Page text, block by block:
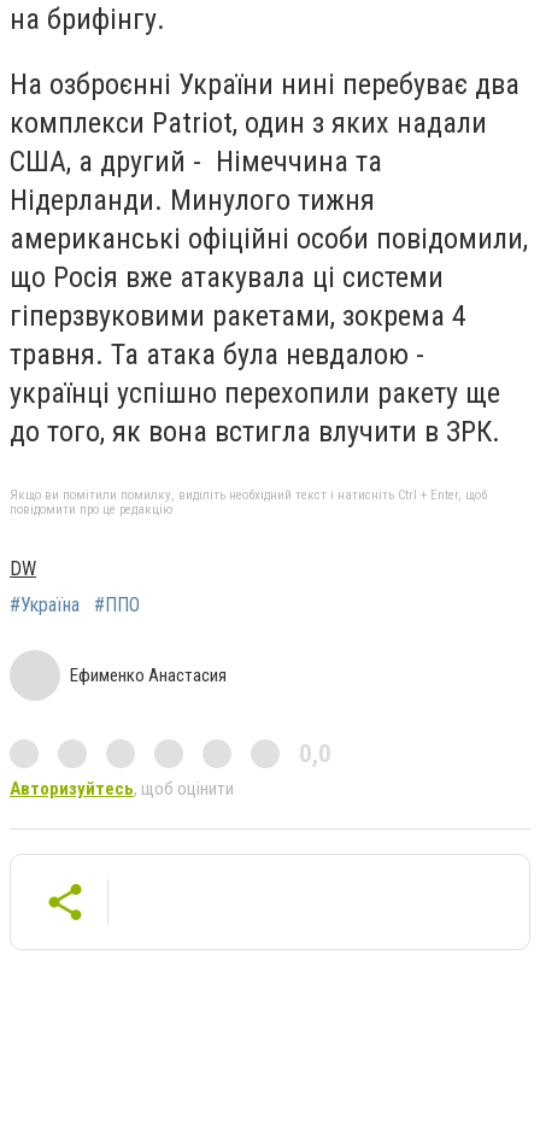
на брифінгу.
На озброєнні України нині перебуває два
комплекси Patriot, один з яких надали
США, а другий - Німеччина та
Нідерланди. Минулого тижня
американські офіційні особи повідомили,
що Росія вже атакувала ці системи
гіперзвуковими ракетами, зокрема 4
травня. Та атака була невдалою -
українці успішно перехопили ракету ще
до того, як вона встигла влучити в ЗРК.
Якщо ви помітили помилку, виділіть необхідний текст і натисніть Ctrl + Enter, щоб
повідомити про це редакцію
DW
#Україна
#ППО
Ефименко Анастасия
0,0
Авторизуйтесь, щоб оцінити